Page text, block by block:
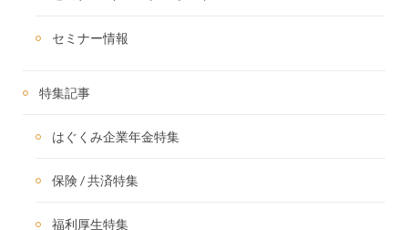
セミナー情報
特集記事
はぐくみ企業年金特集
保険 / 共済特集
福利厚生特集